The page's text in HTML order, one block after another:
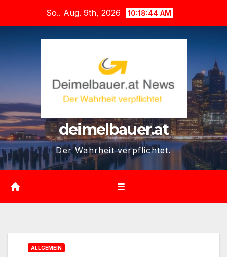
So.. Aug. 9th, 2026 10:18:45 AM
deimelbauer.at
Der Wahrheit verpflichtet.
ALLGEMEIN